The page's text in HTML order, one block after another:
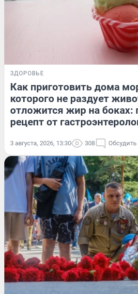
ЗДОРОВЬЕ
Как приготовить дома
которого не раздует
отложится жир на боках:
рецепт от
3 августа, 2026, 13:30 308 Обсудить